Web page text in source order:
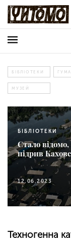
БІБЛІОТЕКИ
МУЗЕЙ
БІБЛІОТЕКИ
Стало відомо,
підрив
12.06.2023
Техногенна